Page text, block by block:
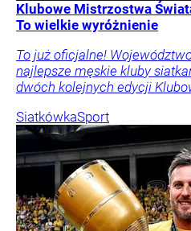
Klubowe Mistrzostwa
To wielkie wyróżnienie
To już oficjalne!
najlepsze męskie kluby
dwóch kolejnych edycji
SiatkówkaSport